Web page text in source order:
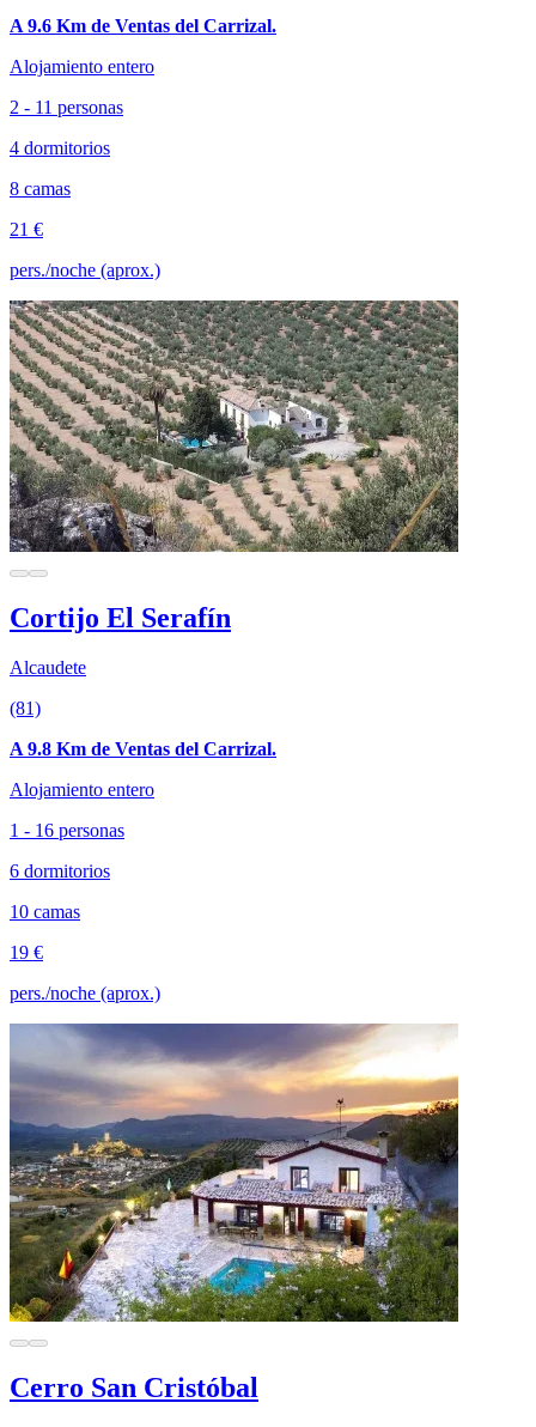
A 9.6 Km de Ventas del Carrizal.
Alojamiento entero
2 - 11 personas
4 dormitorios
8 camas
21 €
pers./noche (aprox.)
Cortijo El Serafín
Alcaudete
(81)
A 9.8 Km de Ventas del Carrizal.
Alojamiento entero
1 - 16 personas
6 dormitorios
10 camas
19 €
pers./noche (aprox.)
Cerro San Cristóbal